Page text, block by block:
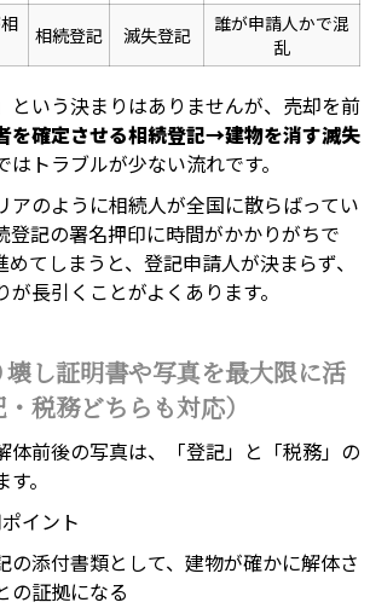
相続登記 滅失登記
誰が申請人かで混
乱
という決まりはありませんが、売却を前
を確定させる相続登記→建物を消す滅失
はトラブルが少ない流れです。
アのように相続人が全国に散らばってい
登記の署名押印に時間がかかりがちで
てしまうと、登記申請人が決まらず、
長引くことがよくあります。
し証明書や写真を最大限に活
税務どちらも対応）
体前後の写真は、「登記」と「税務」の
。
イント
の添付書類として、建物が確かに解体さ
の証拠になる